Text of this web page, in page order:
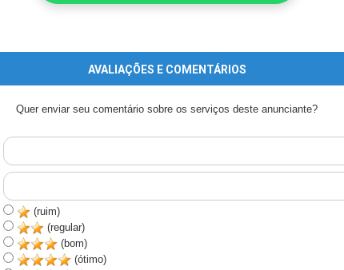
AVALIAÇÕES E COMENTÁRIOS
Quer enviar seu comentário sobre os serviços deste anunciante?
(ruim)
(regular)
(bom)
(ótimo)